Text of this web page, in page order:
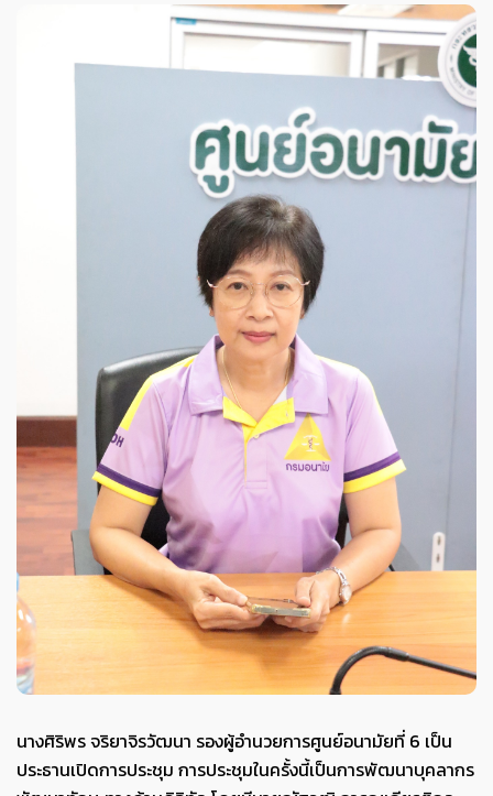
นางศิริพร จริยาจิรวัฒนา รองผู้อำนวยการศูนย์อนามัยที่ 6 เป็น
ประธานเปิดการประชุม การประชุมในครั้งนี้เป็นการพัฒนาบุคลากร